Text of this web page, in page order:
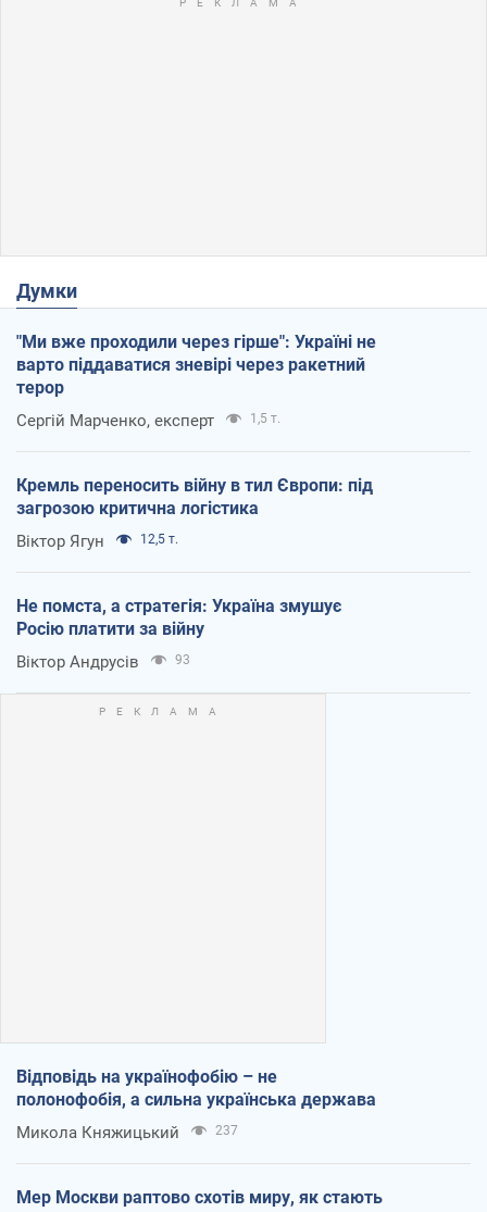
Думки
"Ми вже проходили через гірше": Україні не
варто піддаватися зневірі через ракетний
терор
Сергій Марченко, експерт 1,5 т.
Кремль переносить війну в тил Європи: під
загрозою критична логістика
Віктор Ягун 12,5 т.
Не помста, а стратегія: Україна змушує
Росію платити за війну
Віктор Андрусів 93
Відповідь на українофобію – не
полонофобія, а сильна українська держава
Микола Княжицький 237
Мер Москви раптово схотів миру, як стають